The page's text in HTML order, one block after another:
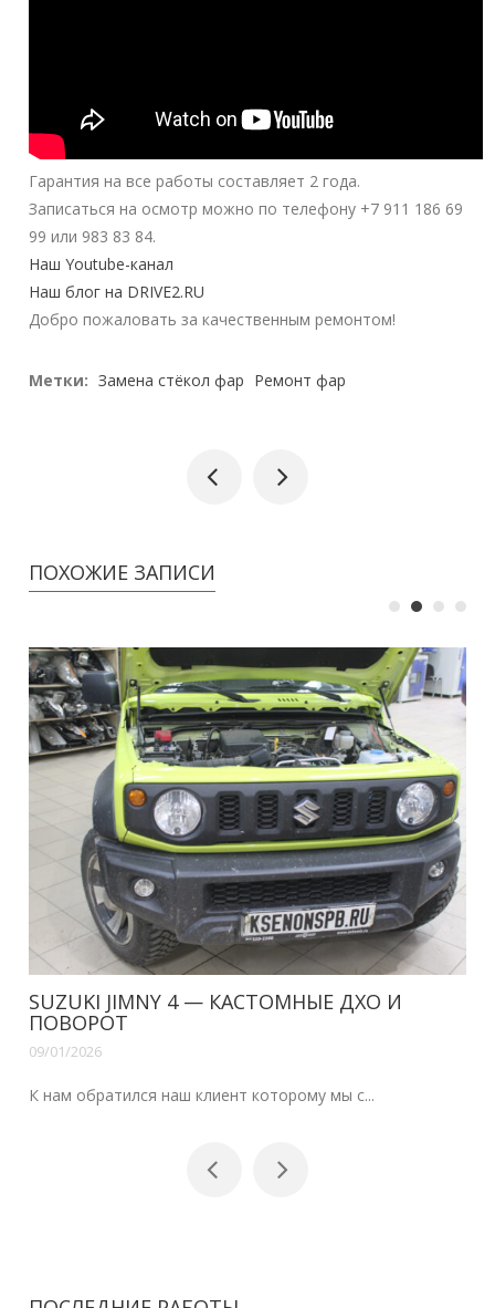
Гарантия на все работы составляет 2 года.
Записаться на осмотр можно по телефону +7 911 186 69
99 или 983 83 84.
Наш Youtube-канал
Наш блог на DRIVE2.RU
Добро пожаловать за качественным ремонтом!
Метки: Замена стёкол фар Ремонт фар
ПОХОЖИЕ ЗАПИСИ
SUZUKI JIMNY 4 — КАСТОМНЫЕ ДХО И
ПОВОРОТ
09/01/2026
К нам обратился наш клиент которому мы с...